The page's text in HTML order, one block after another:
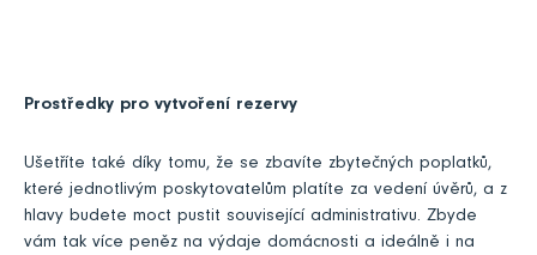
Prostředky pro vytvoření rezervy
Ušetříte také díky tomu, že se zbavíte zbytečných poplatků,
které jednotlivým poskytovatelům platíte za vedení úvěrů, a z
hlavy budete moct pustit související administrativu. Zbyde
vám tak více peněz na výdaje domácnosti a ideálně i na